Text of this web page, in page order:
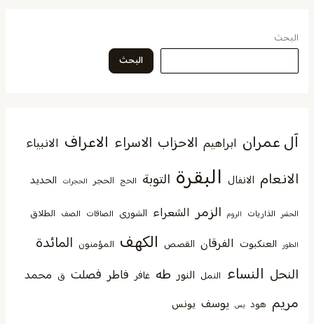
البحث
البحث
آل عمران ابراهيم الاحزاب الاسراء الاعراف الانبياء
الانعام الانفال البقرة التوبة الحج الحجر الحجرات الحديد
الحشر الذاريات الروم الزمر الشعراء الشورى الصافات الصف الطلاق
الطور العنكبوت الفرقان القصص الكهف المؤمنون المائدة
النحل النساء النمل النور طه غافر فاطر فصلت ق محمد
مريم هود يس يوسف يونس